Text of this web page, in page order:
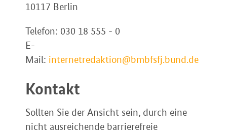
10117 Berlin
Telefon: 030 18 555 - 0
E-
Mail: internetredaktion@bmbfsfj.bund.de
Kontakt
Sollten Sie der Ansicht sein, durch eine
nicht ausreichende barrierefreie